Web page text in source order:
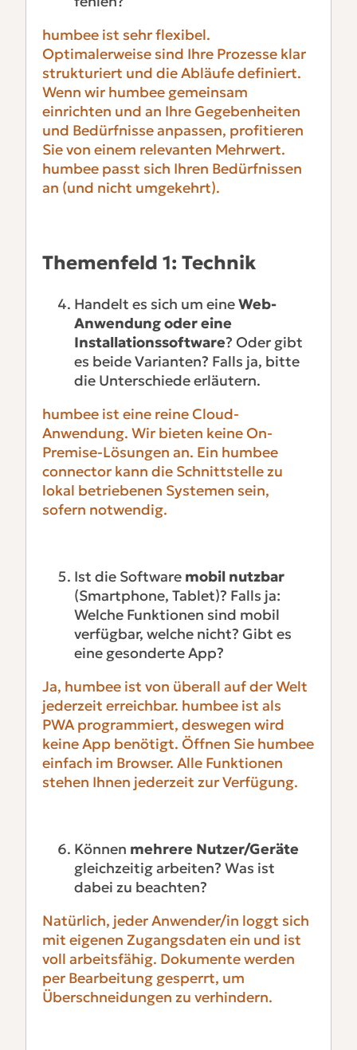
humbee ist sehr flexibel.
Optimalerweise sind Ihre Prozesse klar
strukturiert und die Abläufe definiert.
Wenn wir humbee gemeinsam
einrichten und an Ihre Gegebenheiten
und Bedürfnisse anpassen, profitieren
Sie von einem relevanten Mehrwert.
humbee passt sich Ihren Bedürfnissen
an (und nicht umgekehrt).
Themenfeld 1: Technik
Handelt es sich um eineWeb-
Anwendung oder eine
Installationssoftware? Oder gibt
es beide Varianten? Falls ja, bitte
die Unterschiede erläutern.
humbee ist eine reine Cloud-
Anwendung. Wir bieten keine On-
Premise-Lösungen an. Ein humbee
connector kann die Schnittstelle zu
lokal betriebenen Systemen sein,
sofern notwendig.
Ist die Software mobil nutzbar
(Smartphone, Tablet)? Falls ja:
Welche Funktionen sind mobil
verfügbar, welche nicht? Gibt es
eine gesonderte App?
Ja, humbee ist von überall auf der Welt
jederzeit erreichbar. humbee ist als
PWA programmiert, deswegen wird
keine App benötigt. Öffnen Sie humbee
einfach im Browser. Alle Funktionen
stehen Ihnen jederzeit zur Verfügung.
Können mehrere Nutzer/Geräte
gleichzeitig arbeiten? Was ist
dabei zu beachten?
Natürlich, jeder Anwender/in loggt sich
mit eigenen Zugangsdaten ein und ist
voll arbeitsfähig. Dokumente werden
per Bearbeitung gesperrt, um
Überschneidungen zu verhindern.